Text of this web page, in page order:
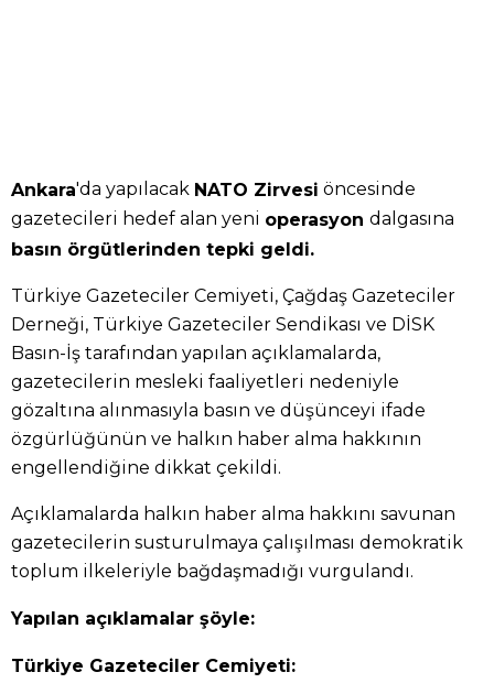
Ankara'da yapılacak NATO Zirvesi öncesinde
gazetecileri hedef alan yeni operasyon dalgasına
basın örgütlerinden tepki geldi.
Türkiye Gazeteciler Cemiyeti, Çağdaş Gazeteciler
Derneği, Türkiye Gazeteciler Sendikası ve DİSK
Basın-İş tarafından yapılan açıklamalarda,
gazetecilerin mesleki faaliyetleri nedeniyle
gözaltına alınmasıyla basın ve düşünceyi ifade
özgürlüğünün ve halkın haber alma hakkının
engellendiğine dikkat çekildi.
Açıklamalarda halkın haber alma hakkını savunan
gazetecilerin susturulmaya çalışılması demokratik
toplum ilkeleriyle bağdaşmadığı vurgulandı.
Yapılan açıklamalar şöyle:
Türkiye Gazeteciler Cemiyeti: